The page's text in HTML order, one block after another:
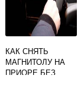
КАК СНЯТЬ
МАГНИТОЛУ НА
ПРИОРЕ БЕЗ